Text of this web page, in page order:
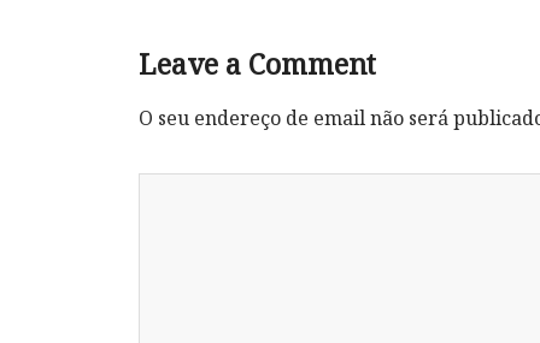
Leave a Comment
O seu endereço de email não será